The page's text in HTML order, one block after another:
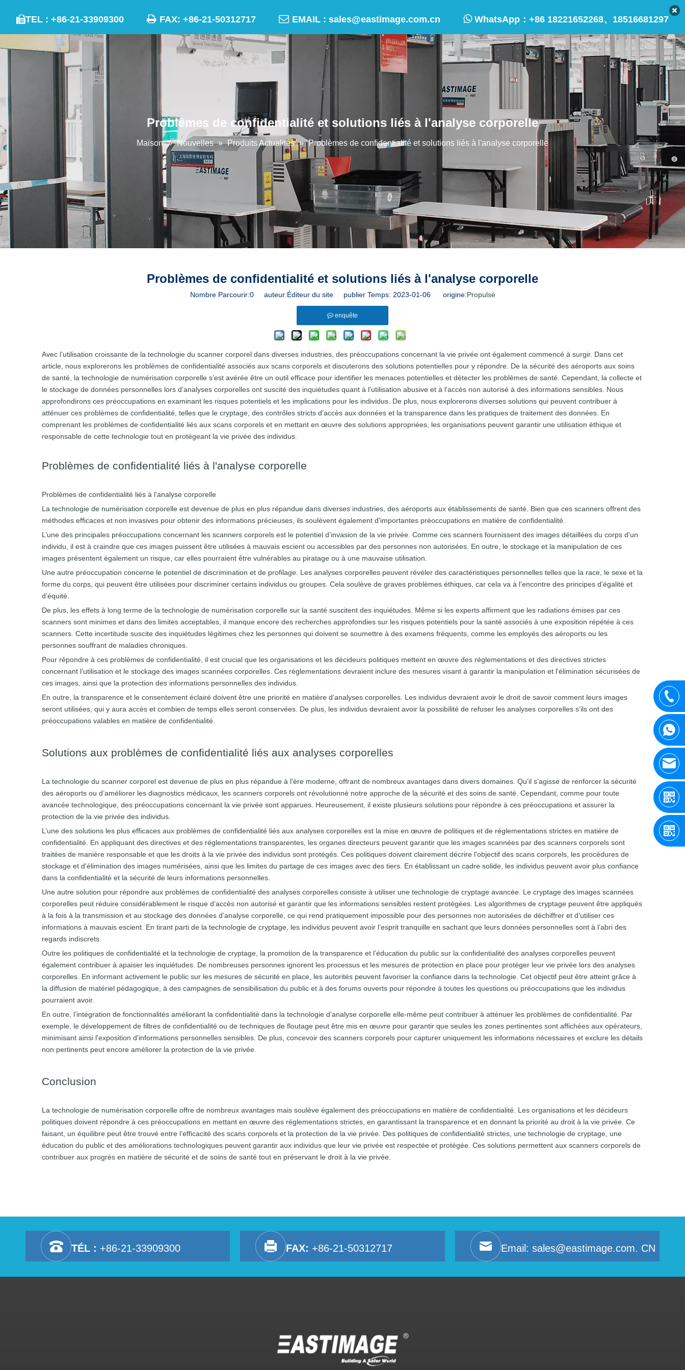
TEL : +86-21-33909300  FAX: +86-21-50312717  EMAIL : sales@eastimage.com.cn WhatsApp： +86 18221652268、18516681297
Problèmes de confidentialité et solutions liés à l'analyse corporelle
Maison » Nouvelles » Produits Actualités » Problèmes de confidentialité et solutions liés à l'analyse corporelle
Problèmes de confidentialité et solutions liés à l'analyse corporelle
Nombre Parcourir:0auteur:Éditeur du site publier Temps: 2023-01-06 origine:Propulsé
enquête
Avec l’utilisation croissante de la technologie du scanner corporel dans diverses industries, des préoccupations concernant la vie privée ont également commencé à surgir. Dans cet
article, nous explorerons les problèmes de confidentialité associés aux scans corporels et discuterons des solutions potentielles pour y répondre. De la sécurité des aéroports aux soins
de santé, la technologie de numérisation corporelle s’est avérée être un outil efficace pour identifier les menaces potentielles et détecter les problèmes de santé. Cependant, la collecte et
le stockage de données personnelles lors d’analyses corporelles ont suscité des inquiétudes quant à l’utilisation abusive et à l’accès non autorisé à des informations sensibles. Nous
approfondirons ces préoccupations en examinant les risques potentiels et les implications pour les individus. De plus, nous explorerons diverses solutions qui peuvent contribuer à
atténuer ces problèmes de confidentialité, telles que le cryptage, des contrôles stricts d'accès aux données et la transparence dans les pratiques de traitement des données. En
comprenant les problèmes de confidentialité liés aux scans corporels et en mettant en œuvre des solutions appropriées, les organisations peuvent garantir une utilisation éthique et
responsable de cette technologie tout en protégeant la vie privée des individus.
Problèmes de confidentialité liés à l'analyse corporelle
Problèmes de confidentialité liés à l'analyse corporelle
La technologie de numérisation corporelle est devenue de plus en plus répandue dans diverses industries, des aéroports aux établissements de santé. Bien que ces scanners offrent des
méthodes efficaces et non invasives pour obtenir des informations précieuses, ils soulèvent également d'importantes préoccupations en matière de confidentialité.
L’une des principales préoccupations concernant les scanners corporels est le potentiel d’invasion de la vie privée. Comme ces scanners fournissent des images détaillées du corps d'un
individu, il est à craindre que ces images puissent être utilisées à mauvais escient ou accessibles par des personnes non autorisées. En outre, le stockage et la manipulation de ces
images présentent également un risque, car elles pourraient être vulnérables au piratage ou à une mauvaise utilisation.
Une autre préoccupation concerne le potentiel de discrimination et de profilage. Les analyses corporelles peuvent révéler des caractéristiques personnelles telles que la race, le sexe et la
forme du corps, qui peuvent être utilisées pour discriminer certains individus ou groupes. Cela soulève de graves problèmes éthiques, car cela va à l’encontre des principes d’égalité et
d’équité.
De plus, les effets à long terme de la technologie de numérisation corporelle sur la santé suscitent des inquiétudes. Même si les experts affirment que les radiations émises par ces
scanners sont minimes et dans des limites acceptables, il manque encore des recherches approfondies sur les risques potentiels pour la santé associés à une exposition répétée à ces
scanners. Cette incertitude suscite des inquiétudes légitimes chez les personnes qui doivent se soumettre à des examens fréquents, comme les employés des aéroports ou les
personnes souffrant de maladies chroniques.
Pour répondre à ces problèmes de confidentialité, il est crucial que les organisations et les décideurs politiques mettent en œuvre des réglementations et des directives strictes
concernant l’utilisation et le stockage des images scannées corporelles. Ces réglementations devraient inclure des mesures visant à garantir la manipulation et l'élimination sécurisées de
ces images, ainsi que la protection des informations personnelles des individus.
En outre, la transparence et le consentement éclairé doivent être une priorité en matière d’analyses corporelles. Les individus devraient avoir le droit de savoir comment leurs images
seront utilisées, qui y aura accès et combien de temps elles seront conservées. De plus, les individus devraient avoir la possibilité de refuser les analyses corporelles s’ils ont des
préoccupations valables en matière de confidentialité.
Solutions aux problèmes de confidentialité liés aux analyses corporelles
La technologie du scanner corporel est devenue de plus en plus répandue à l’ère moderne, offrant de nombreux avantages dans divers domaines. Qu’il s’agisse de renforcer la sécurité
des aéroports ou d’améliorer les diagnostics médicaux, les scanners corporels ont révolutionné notre approche de la sécurité et des soins de santé. Cependant, comme pour toute
avancée technologique, des préoccupations concernant la vie privée sont apparues. Heureusement, il existe plusieurs solutions pour répondre à ces préoccupations et assurer la
protection de la vie privée des individus.
L’une des solutions les plus efficaces aux problèmes de confidentialité liés aux analyses corporelles est la mise en œuvre de politiques et de réglementations strictes en matière de
confidentialité. En appliquant des directives et des réglementations transparentes, les organes directeurs peuvent garantir que les images scannées par des scanners corporels sont
traitées de manière responsable et que les droits à la vie privée des individus sont protégés. Ces politiques doivent clairement décrire l'objectif des scans corporels, les procédures de
stockage et d'élimination des images numérisées, ainsi que les limites du partage de ces images avec des tiers. En établissant un cadre solide, les individus peuvent avoir plus confiance
dans la confidentialité et la sécurité de leurs informations personnelles.
Une autre solution pour répondre aux problèmes de confidentialité des analyses corporelles consiste à utiliser une technologie de cryptage avancée. Le cryptage des images scannées
corporelles peut réduire considérablement le risque d’accès non autorisé et garantir que les informations sensibles restent protégées. Les algorithmes de cryptage peuvent être appliqués
à la fois à la transmission et au stockage des données d’analyse corporelle, ce qui rend pratiquement impossible pour des personnes non autorisées de déchiffrer et d’utiliser ces
informations à mauvais escient. En tirant parti de la technologie de cryptage, les individus peuvent avoir l’esprit tranquille en sachant que leurs données personnelles sont à l’abri des
regards indiscrets.
Outre les politiques de confidentialité et la technologie de cryptage, la promotion de la transparence et l’éducation du public sur la confidentialité des analyses corporelles peuvent
également contribuer à apaiser les inquiétudes. De nombreuses personnes ignorent les processus et les mesures de protection en place pour protéger leur vie privée lors des analyses
corporelles. En informant activement le public sur les mesures de sécurité en place, les autorités peuvent favoriser la confiance dans la technologie. Cet objectif peut être atteint grâce à
la diffusion de matériel pédagogique, à des campagnes de sensibilisation du public et à des forums ouverts pour répondre à toutes les questions ou préoccupations que les individus
pourraient avoir.
En outre, l’intégration de fonctionnalités améliorant la confidentialité dans la technologie d’analyse corporelle elle-même peut contribuer à atténuer les problèmes de confidentialité. Par
exemple, le développement de filtres de confidentialité ou de techniques de floutage peut être mis en œuvre pour garantir que seules les zones pertinentes sont affichées aux opérateurs,
minimisant ainsi l'exposition d'informations personnelles sensibles. De plus, concevoir des scanners corporels pour capturer uniquement les informations nécessaires et exclure les détails
non pertinents peut encore améliorer la protection de la vie privée.
Conclusion
La technologie de numérisation corporelle offre de nombreux avantages mais soulève également des préoccupations en matière de confidentialité. Les organisations et les décideurs
politiques doivent répondre à ces préoccupations en mettant en œuvre des réglementations strictes, en garantissant la transparence et en donnant la priorité au droit à la vie privée. Ce
faisant, un équilibre peut être trouvé entre l’efficacité des scans corporels et la protection de la vie privée. Des politiques de confidentialité strictes, une technologie de cryptage, une
éducation du public et des améliorations technologiques peuvent garantir aux individus que leur vie privée est respectée et protégée. Ces solutions permettent aux scanners corporels de
contribuer aux progrès en matière de sécurité et de soins de santé tout en préservant le droit à la vie privée.
TÉL : +86-21-33909300 FAX: +86-21-50312717 Email: sales@eastimage.com. CN